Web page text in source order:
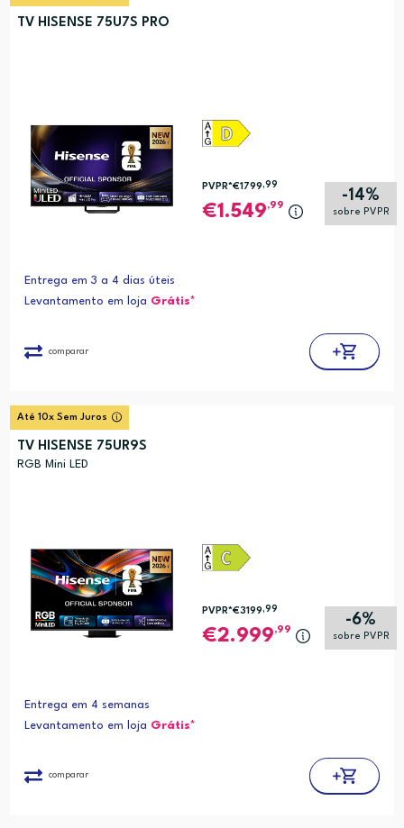
TV HISENSE 75U7S PRO
-14%
sobre PVPR
PVPR*€1799,99
1.549,99
Entrega em 3 a 4 dias úteis
Levantamento em loja Grátis*
comparar
Até 10x Sem Juros
TV HISENSE 75UR9S
RGB Mini LED
-6%
sobre PVPR
PVPR*€3199,99
2.999,99
Entrega em 4 semanas
Levantamento em loja Grátis*
comparar